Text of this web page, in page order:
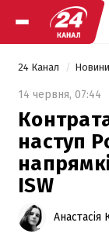
24 Канал
14 червня, 07:44
наступ
ISW
Анастасія